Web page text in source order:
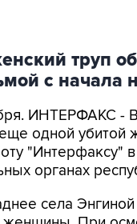
труп
с начала
ИНТЕРФАКС -
одной убитой
"Интерфаксу" в
органах
села